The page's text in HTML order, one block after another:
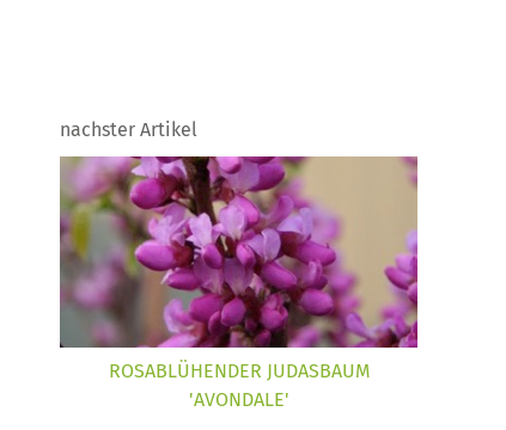
nachster Artikel
ROSABLÜHENDER JUDASBAUM
'AVONDALE'